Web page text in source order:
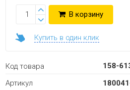
В корзину
Купить в один клик
Код товара
158-
Артикул